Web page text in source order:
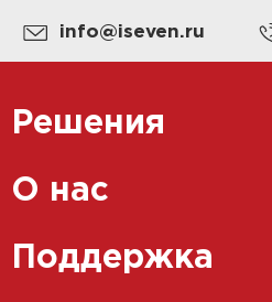
info@iseven.ru
Решения
Нефтегазовая отрасль
Энергетика
О нас
Новости
Поддержка